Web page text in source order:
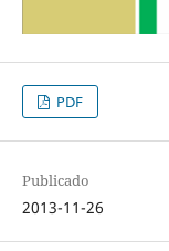
PDF
Publicado
2013-11-26